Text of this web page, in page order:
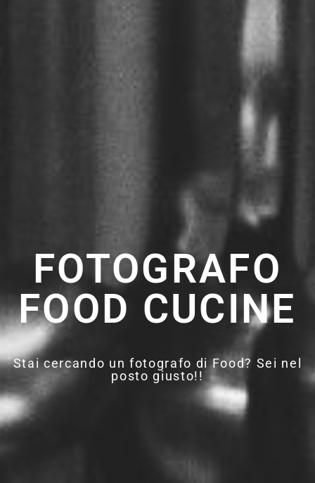
FOTOGRAFO
FOOD CUCINE
Stai cercando un fotografo di Food? Sei nel
posto giusto!!